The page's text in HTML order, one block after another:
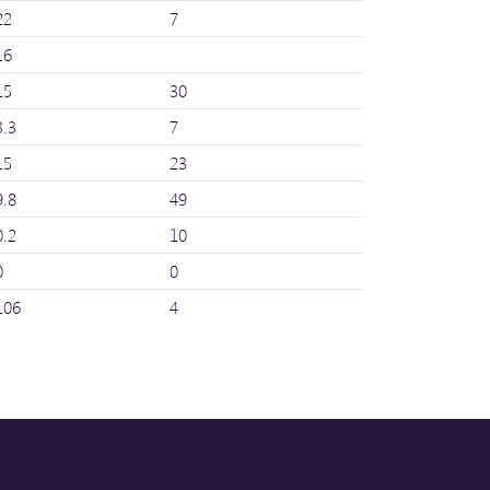
7
30
7
23
49
10
0
4